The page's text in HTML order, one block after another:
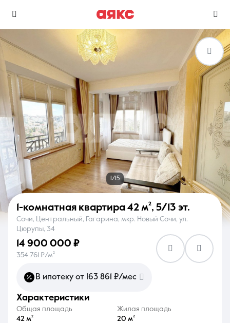
г. Сочи
Избранное
0 объявлений
Сравнение
0 объявлений
Недвижимость Услуги
О компании Контакты
8 (861) 297-00-00
Ежедневно с 08:30 до 20:00
1/15
1-комнатная квартира 42 м², 5/13 эт.
Сочи, Центральный, Гагарина, мкр. Новый Сочи, ул.
Цюрупы, 34
14 900 000 ₽
354 761 ₽/м²
В ипотеку от 163 861 ₽/мес
характеристики
Общая площадь
42 м²
Жилая площадь
20 м²